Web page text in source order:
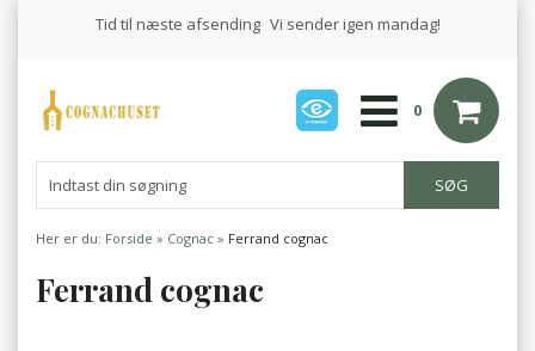
Tid til næste afsending Vi sender igen mandag!
0
Her er du: Forside » Cognac » Ferrand cognac
Ferrand cognac